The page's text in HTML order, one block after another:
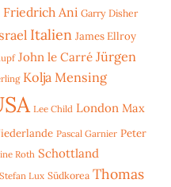
Friedrich Ani Garry Disher
Italien James Ellroy
John le Carré Jürgen
Kolja Mensing
Lee Child London Max
Pascal Garnier Peter
Roth Schottland
Stefan Lux Südkorea Thomas